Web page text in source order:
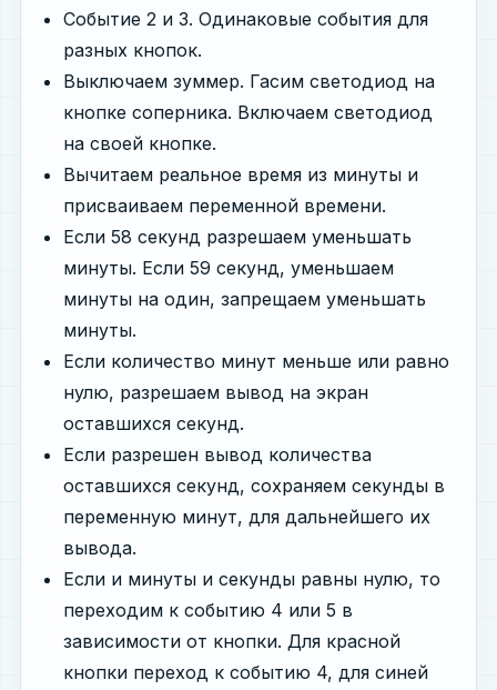
Событие 2 и 3. Одинаковые события для
разных кнопок.
Выключаем зуммер. Гасим светодиод на
кнопке соперника. Включаем светодиод
на своей кнопке.
Вычитаем реальное время из минуты и
присваиваем переменной времени.
Если 58 секунд разрешаем уменьшать
минуты. Если 59 секунд, уменьшаем
минуты на один, запрещаем уменьшать
минуты.
Если количество минут меньше или равно
нулю, разрешаем вывод на экран
оставшихся секунд.
Если разрешен вывод количества
оставшихся секунд, сохраняем секунды в
переменную минут, для дальнейшего их
вывода.
Если и минуты и секунды равны нулю, то
переходим к событию 4 или 5 в
зависимости от кнопки. Для красной
кнопки переход к событию 4, для синей